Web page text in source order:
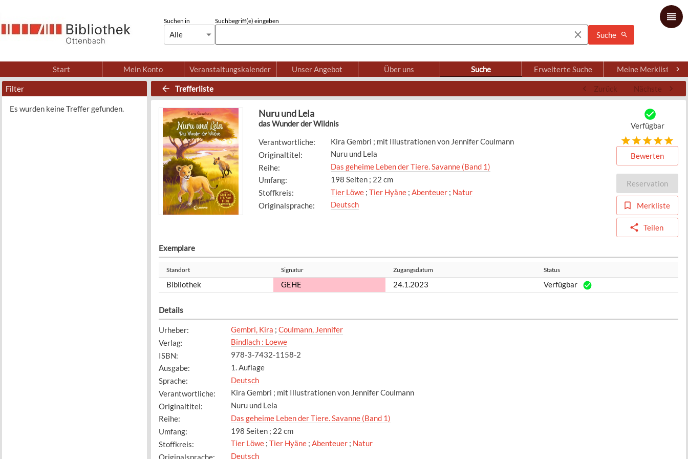
Suchen in
Alle
Suchbegriff(e) eingeben
Suche
Start Mein Konto Veranstaltungskalender Unser Angebot Über uns Suche Erweiterte Suche Meine Merkliste
Filter
Es wurden keine Treffer gefunden.
Trefferliste Zurück Nächste
Nuru und Lela
das Wunder der Wildnis
Verantwortliche:
Kira Gembri ; mit Illustrationen von Jennifer Coulmann
Originaltitel:
Nuru und Lela
Reihe:
Das geheime Leben der Tiere. Savanne (Band 1)
Umfang:
198 Seiten ; 22 cm
Stoffkreis: Tier Löwe; Tier Hyäne; Abenteuer; Natur
Originalsprache: Deutsch
Verfügbar
Bewerten
Reservation
Merkliste
Teilen
Exemplare
Standort Signatur Zugangsdatum Status
Bibliothek GEHE 24.1.2023 Verfügbar
Details
Urheber: Gembri, Kira ; Coulmann, Jennifer
Verlag:
Bindlach : Loewe
ISBN:
978-3-7432-1158-2
Ausgabe:
1. Auflage
Sprache:
Deutsch
Verantwortliche:
Kira Gembri ; mit Illustrationen von Jennifer Coulmann
Originaltitel:
Nuru und Lela
Reihe:
Das geheime Leben der Tiere. Savanne (Band 1)
Umfang:
198 Seiten ; 22 cm
Stoffkreis: Tier Löwe; Tier Hyäne; Abenteuer; Natur
Originalsprache: Deutsch